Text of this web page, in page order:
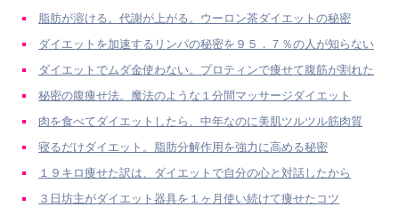
脂肪が溶ける。代謝が上がる。ウーロン茶ダイエットの秘密
ダイエットを加速するリンパの秘密を９５．７％の人が知らない
ダイエットでムダ金使わない。プロティンで痩せて腹筋が割れた
秘密の腹痩せ法。魔法のような１分間マッサージダイエット
肉を食べてダイエットしたら、中年なのに美肌ツルツル筋肉質
寝るだけダイエット。脂肪分解作用を強力に高める秘密
１９キロ痩せた訳は、ダイエットで自分の心と対話したから
３日坊主がダイエット器具を１ヶ月使い続けて痩せたコツ